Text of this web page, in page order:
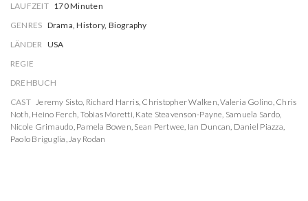
LAUFZEIT 170 Minuten
GENRES Drama, History, Biography
LÄNDER USA
REGIE
DREHBUCH
CAST Jeremy Sisto, Richard Harris, Christopher Walken,Valeria Golino, Chris
Noth, Heino Ferch, Tobias Moretti, Kate Steavenson-Payne, Samuela Sardo,
Nicole Grimaudo, Pamela Bowen, Sean Pertwee, Ian Duncan, Daniel Piazza,
Paolo Briguglia,Jay Rodan